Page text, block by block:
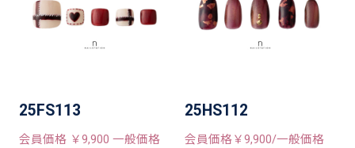
25FS113
会員価格 ￥9,900 一般価格
25HS112
会員価格￥9,900/一般価格